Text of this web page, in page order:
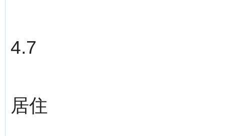
4.7
居住